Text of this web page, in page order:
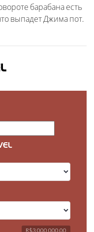
барабана есть
выпадет Джима пот.
R$3 000 000,00